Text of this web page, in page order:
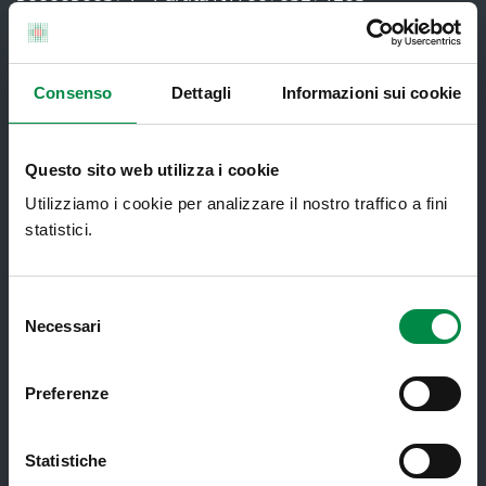
Consenso Dettagli Informazioni sui cookie
Questo sito web utilizza i cookie
Utilizziamo i cookie per analizzare il nostro traffico a fini
statistici.
delNecessari
Preferenze
Statistiche
Servizi al cittadino
Ambulatori di Continuità Assistenziale
e CAU
Assistenza sanitaria all'estero -
Assistenza sanitaria transfrontaliera
Consultorio Familiare
Direzione Assistenza Farmaceutica
Lauree Professioni Sanitarie
Medici e Pediatri di Famiglia